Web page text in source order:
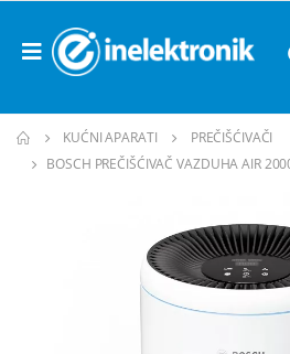
KUĆNI APARATI
PREČIŠĆIVAČI
BOSCH PREČIŠĆIVAČ VAZDUHA AIR